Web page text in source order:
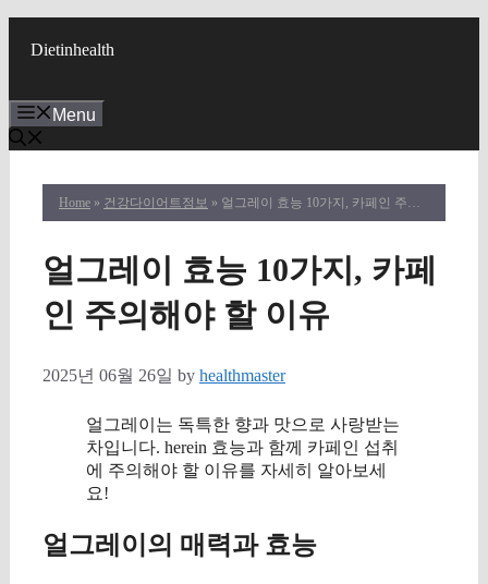
Dietinhealth
Menu
Home » 건강다이어트정보 » 얼그레이 효능 10가지, 카페인 주의해야 할 이유
얼그레이 효능 10가지, 카페
인 주의해야 할 이유
2025년 06월 26일 by healthmaster
얼그레이는 독특한 향과 맛으로 사랑받는
차입니다. herein 효능과 함께 카페인 섭취
에 주의해야 할 이유를 자세히 알아보세
요!
얼그레이의 매력과 효능